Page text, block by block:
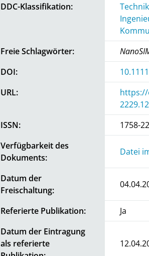
DDC-Klassifikation:
Freie Schlagwörter:
DOI:
URL:
https://
ISSN:
1758-
Verfügbarkeit des
Dokuments:
Datei
Datum der
Freischaltung:
Referierte Publikation:
Ja
Datum der Eintragung
als referierte